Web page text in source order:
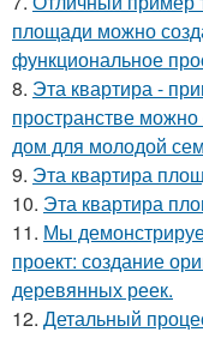
площади можно
функциональное
8. Эта квартира -
пространстве
дом для молодой
9. Эта квартира
10. Эта квартира
11. Мы
проект: создание
деревянных реек.
12. Детальный